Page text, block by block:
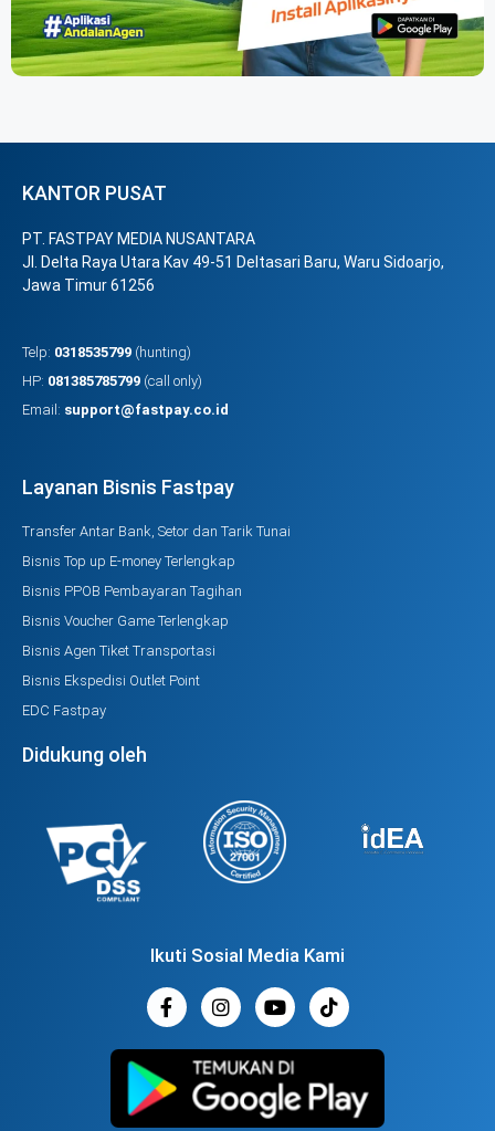
KANTOR PUSAT
PT. FASTPAY MEDIA NUSANTARA
Jl. Delta Raya Utara Kav 49-51 Deltasari Baru, Waru Sidoarjo,
Jawa Timur 61256
Telp: 0318535799 (hunting)
HP: 081385785799 (call only)
Email: support@fastpay.co.id
Layanan Bisnis Fastpay
Transfer Antar Bank, Setor dan Tarik Tunai
Bisnis Top up E-money Terlengkap
Bisnis PPOB Pembayaran Tagihan
Bisnis Voucher Game Terlengkap
Bisnis Agen Tiket Transportasi
Bisnis Ekspedisi Outlet Point
EDC Fastpay
Didukung oleh
Ikuti Sosial Media Kami